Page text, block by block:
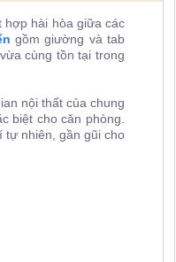
hợp hài hòa giữa các
gồm giường và tab
cùng tồn tại trong
nội thất của chung
biệt cho căn phòng.
tự nhiên, gần gũi cho